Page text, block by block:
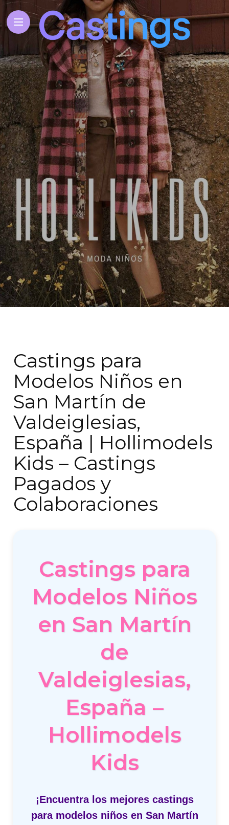
Castings para
Modelos Niños en
San Martín de
Valdeiglesias,
España | Hollimodels
Kids – Castings
Pagados y
Colaboraciones
Castings para
Modelos Niños
en San Martín
de
Valdeiglesias,
España –
Hollimodels
Kids
¡Encuentra los mejores castings
para modelos niños en San Martín